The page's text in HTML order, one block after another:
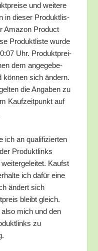
und wei­te­re
in die­ser Pro­dukt­lis­
Ama­zon Pro­duct
Pro­dukt­lis­te wur­de
Uhr. Pro­dukt­prei­
dem ange­ge­be­
kön­nen sich ändern.
die Anga­ben zu
Kauf­zeit­punkt auf
ich an qua­li­fi­zier­ten
Pro­dukt­links
Kaufst
ich dafür eine
ändert sich
bleibt gleich.
mich und den
zu